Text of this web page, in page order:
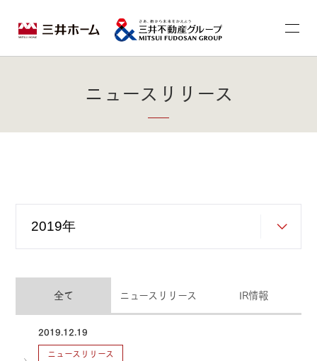
ニュースリリース
全て ニュースリリース IR情報
2019.12.19
ニュースリリース